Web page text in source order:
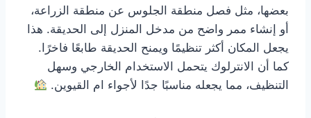
بعضها، مثل فصل منطقة الجلوس عن منطقة الزراعة،
أو إنشاء ممر واضح من مدخل المنزل إلى الحديقة. هذا
يجعل المكان أكثر تنظيمًا ويمنح الحديقة طابعًا فاخرًا.
كما أن الانترلوك يتحمل الاستخدام الخارجي وسهل
التنظيف، مما يجعله مناسبًا جدًا لأجواء ام القيوين.